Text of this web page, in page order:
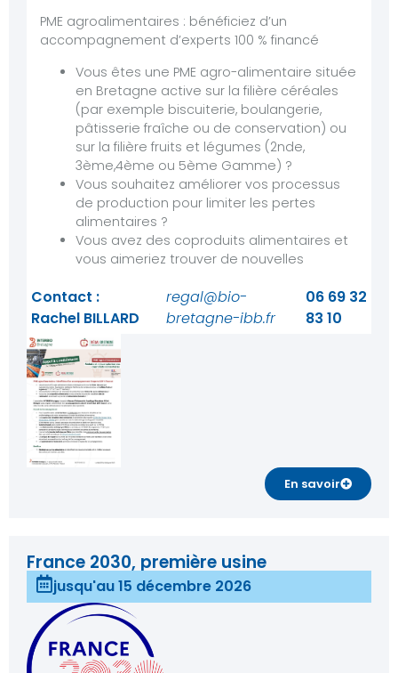
PME agroalimentaires : bénéficiez d’un
accompagnement d’experts 100 % financé
Vous êtes une PME agro-alimentaire située
en Bretagne active sur la filière céréales
(par exemple biscuiterie, boulangerie,
pâtisserie fraîche ou de conservation) ou
sur la filière fruits et légumes (2nde,
3ème,4ème ou 5ème Gamme) ?
Vous souhaitez améliorer vos processus
de production pour limiter les pertes
alimentaires ?
Vous avez des coproduits alimentaires et
vous aimeriez trouver de nouvelles
Contact :
Rachel BILLARD
regal@bio-
bretagne-ibb.fr
06 69 32
83 10
En savoir
France 2030, première usine
jusqu'au 15 décembre 2026